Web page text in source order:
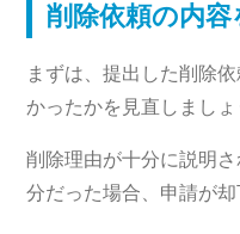
削除依頼の内容
まずは、提出した削除
かったかを見直しましょ
削除理由が十分に説明
分だった場合、申請が